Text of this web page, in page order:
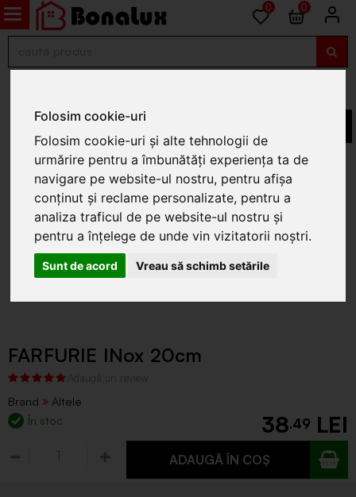
Folosim cookie-uri
Folosim cookie-uri și alte tehnologii de
urmărire pentru a îmbunătăți experiența ta de
navigare pe website-ul nostru, pentru afișa
conținut și reclame personalizate, pentru a
analiza traficul de pe website-ul nostru și
pentru a înțelege de unde vin vizitatorii noștri.
Sunt de acord Vreau să schimb setările
0 0
FARFURIE INox 20cm
Brand
Altele
În stoc
38.49
ADAUGĂ ÎN COȘ